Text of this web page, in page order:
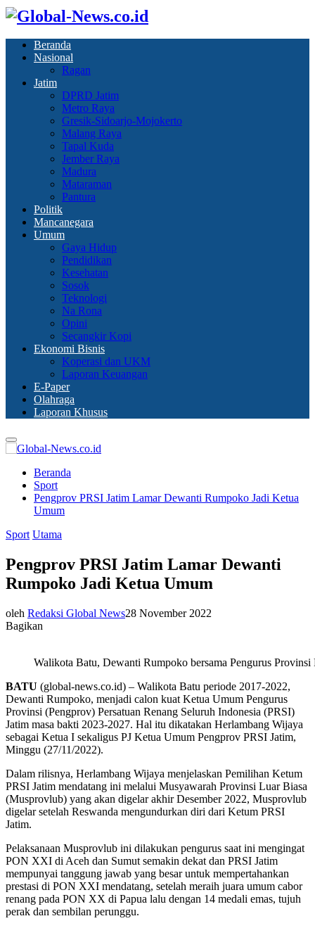
Beranda
Nasional
Ragan
Jatim
DPRD Jatim
Metro Raya
Gresik-Sidoarjo-Mojokerto
Malang Raya
Tapal Kuda
Jember Raya
Madura
Mataraman
Pantura
Politik
Mancanegara
Umum
Gaya Hidup
Pendidikan
Kesehatan
Sosok
Teknologi
Na Rona
Opini
Secangkir Kopi
Ekonomi Bisnis
Koperasi dan UKM
Laporan Keuangan
E-Paper
Olahraga
Laporan Khusus
Primary
Menu
Beranda
Sport
Pengprov PRSI Jatim Lamar Dewanti Rumpoko Jadi Ketua
Umum
Sport Utama
Pengprov PRSI Jatim Lamar Dewanti
Rumpoko Jadi Ketua Umum
oleh Redaksi Global News28 November 2022
Bagikan
Walikota Batu, Dewanti Rumpoko bersama Pengurus Provinsi
BATU (global-news.co.id) – Walikota Batu periode 2017-2022,
Dewanti Rumpoko, menjadi calon kuat Ketua Umum Pengurus
Provinsi (Pengprov) Persatuan Renang Seluruh Indonesia (PRSI)
Jatim masa bakti 2023-2027. Hal itu dikatakan Herlambang Wijaya
sebagai Ketua I sekaligus PJ Ketua Umum Pengprov PRSI Jatim,
Minggu (27/11/2022).
Dalam rilisnya, Herlambang Wijaya menjelaskan Pemilihan Ketum
PRSI Jatim mendatang ini melalui Musyawarah Provinsi Luar Biasa
(Musprovlub) yang akan digelar akhir Desember 2022, Musprovlub
digelar setelah Reswanda mengundurkan diri dari Ketum PRSI
Jatim.
Pelaksanaan Musprovlub ini dilakukan pengurus saat ini mengingat
PON XXI di Aceh dan Sumut semakin dekat dan PRSI Jatim
mempunyai tanggung jawab yang besar untuk mempertahankan
prestasi di PON XXI mendatang, setelah meraih juara umum cabor
renang pada PON XX di Papua lalu dengan 14 medali emas, tujuh
perak dan sembilan perunggu.